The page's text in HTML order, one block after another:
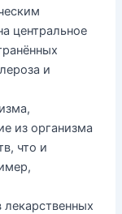
центральное
и
из организма
что и